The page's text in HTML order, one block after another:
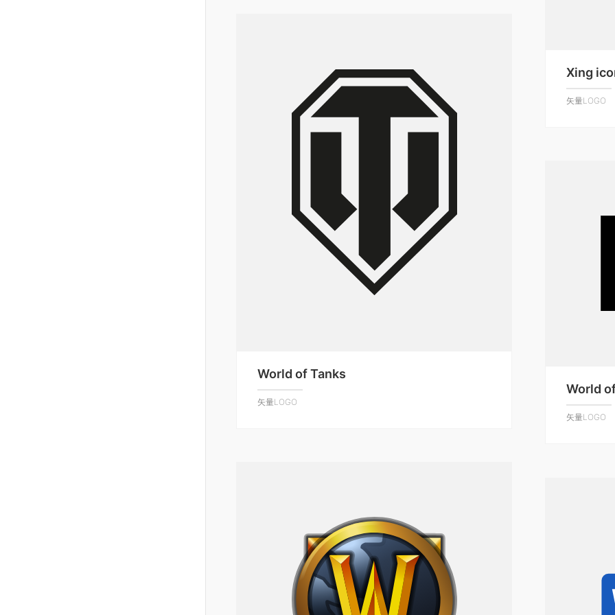
Xing
矢量LOGO
World of Tanks
矢量LOGO
World
矢量LOGO